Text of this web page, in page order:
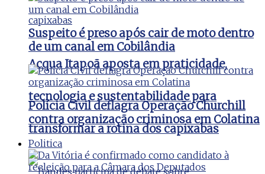
Acqua Itapoã aposta em praticidade,
tecnologia e sustentabilidade para
transformar a rotina dos capixabas
Suspeito é preso após cair de moto dentro
de um canal em Cobilândia
Polícia Civil deflagra Operação Churchill
contra organização criminosa em Colatina
Politica